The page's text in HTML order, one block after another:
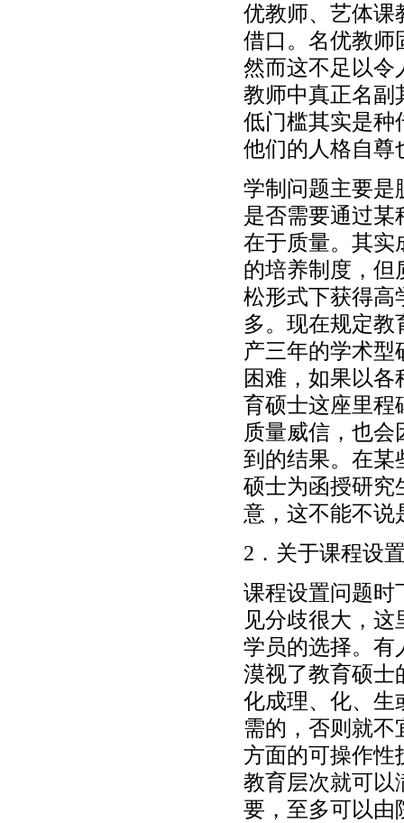
优教师、艺体课
借口。名优教师
然而这不足以令
教师中真正名副
低门槛其实是种
他们的人格自尊
学制问题主要是
是否需要通过某
在于质量。其实
的培养制度，但
松形式下获得高
多。现在规定
产三年的学术
困难，如果以
育硕士这座里程
质量威信，也
到的结果。在某
硕士为函授研究
意，这不能不说
2．关于课程设
课程设置问题时
见分歧很大，
学员的选择。有
漠视了教育硕士
化成理、化、生
需的，否则就不
方面的可操作性
教育层次就可以
要，至多可以由